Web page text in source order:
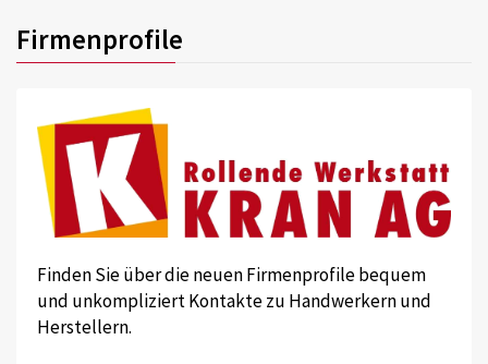
Firmenprofile
Finden Sie über die neuen Firmenprofile bequem
und unkompliziert Kontakte zu Handwerkern und
Herstellern.